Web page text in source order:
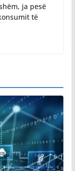
ja pesë
të